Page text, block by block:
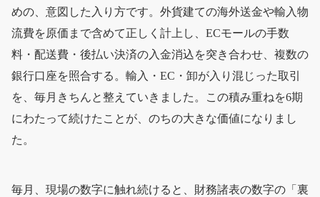
めの、意図した入り方です。外貨建ての海外送金や輸入物
流費を原価まで含めて正しく計上し、ECモールの手数
料・配送費・後払い決済の入金消込を突き合わせ、複数の
銀行口座を照合する。輸入・EC・卸が入り混じった取引
を、毎月きちんと整えていきました。この積み重ねを6期
にわたって続けたことが、のちの大きな価値になりまし
た。
毎月、現場の数字に触れ続けると、財務諸表の数字の「裏